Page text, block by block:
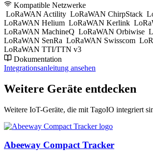
Kompatible Netzwerke
LoRaWAN Actility LoRaWAN ChirpStack
LoRaWAN Helium LoRaWAN Kerlink
LoRaWAN MachineQ LoRaWAN Orbiwise
LoRaWAN SenRa LoRaWAN Swisscom
LoRaWAN TTI/TTN v3
Dokumentation
Integrationsanleitung ansehen
Weitere Geräte entdecken
Weitere IoT-Geräte, die mit TagoIO integriert
Abeeway Compact Tracker